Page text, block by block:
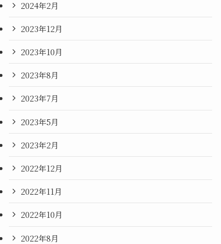
2024年2月
2023年12月
2023年10月
2023年8月
2023年7月
2023年5月
2023年2月
2022年12月
2022年11月
2022年10月
2022年8月